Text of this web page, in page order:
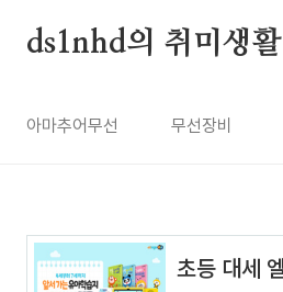
ds1nhd의 취미생활
아마추어무선 무선장비